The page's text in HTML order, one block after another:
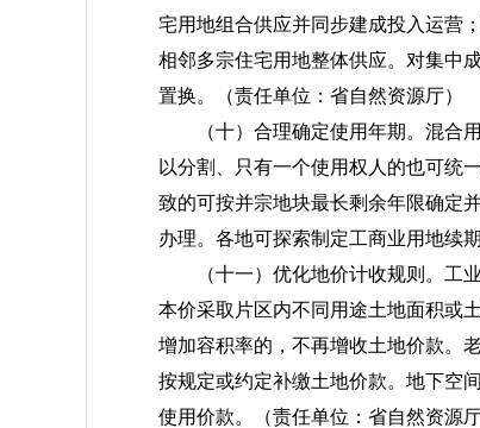
宅用地组合供应并同步建成投入运营
相邻多宗住宅用地整体供应。对集中
置换。
（责任单位：省自然资源厅）
（十）合理确定使用年期。 混合
以分割、只有一个使用权人的也可统
致的可按并宗地块最长剩余年限确定
办理。各地可探索制定工商业用地续
（十一）优化地价计收规则。 工
本价采取片区内不同用途土地面积或
增加容积率的，不再增收土地价款。
按规定或约定补缴土地价款。地下空
使用价款。
（责任单位：省自然资源厅